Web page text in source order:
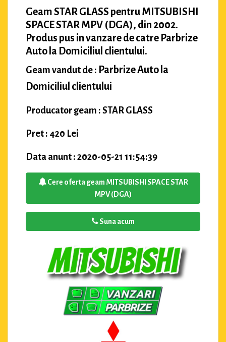
Geam STAR GLASS pentru MITSUBISHI
SPACE STAR MPV (DGA), din 2002.
Produs pus in vanzare de catre Parbrize
Auto la Domiciliul clientului.
Geam vandut de : Parbrize Auto la
Domiciliul clientului
Producator geam : STAR GLASS
Pret : 420 Lei
Data anunt : 2020-05-21 11:54:39
Cere oferta geam MITSUBISHI SPACE STAR
MPV (DGA)
Suna acum